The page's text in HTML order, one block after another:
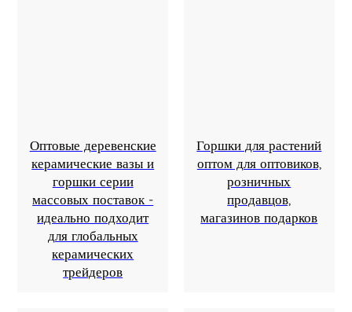
Оптовые деревенские
керамические вазы и
горшки серии
массовых поставок -
идеально подходит
для глобальных
керамических
трейдеров
Горшки для растений
оптом для оптовиков,
розничных
продавцов,
магазинов подарков